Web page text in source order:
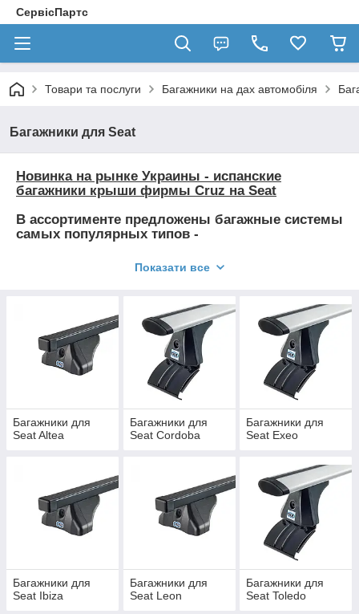
СервісПартс
Товари та послуги Багажники на дах автомобіля
Багажники для Seat
Новинка на рынке Украины - испанские
багажники крыши фирмы Cruz на Seat
В ассортименте предложены багажные системы
самых популярных типов -
(Cruz Airo, Cruze Alu, Cruze Alu-Cargo...)
багажники на крышу с рейлингами (Cruz AT/AX,
Cruz Airo, Cruz Alu-R..)
багажники на крышу с интегрироваными
Показати все
Багажники для
Seat Altea
Багажники для
Seat Cordoba
Багажники для
Seat Exeo
Багажники для
Seat Ibiza
Багажники для
Seat Leon
Багажники для
Seat Toledo